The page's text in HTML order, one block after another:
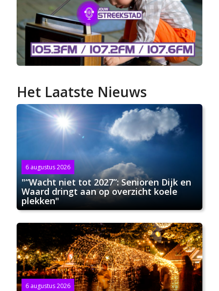
Het Laatste Nieuws
6 augustus 2026
"“Wacht niet tot 2027”: Senioren Dijk en
Waard dringt aan op overzicht koele
plekken"
6 augustus 2026